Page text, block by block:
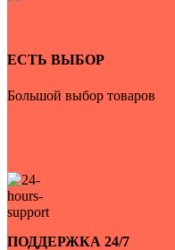
ЕСТЬ ВЫБОР
Большой выбор товаров
ПОДДЕРЖКА 24/7